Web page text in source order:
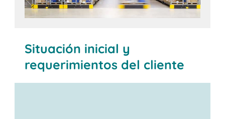
Situación inicial y
requerimientos del cliente